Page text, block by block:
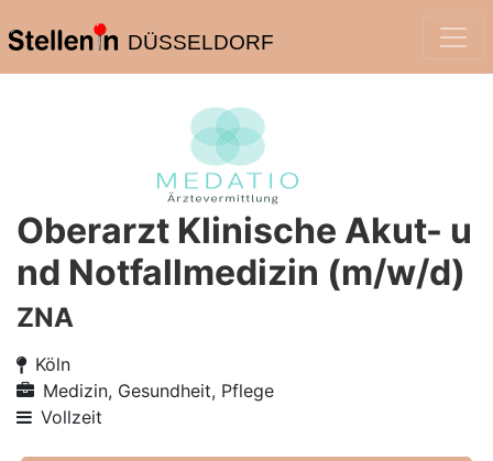
DÜSSELDORF
Oberarzt Klinische Akut- u
nd Notfallmedizin (m/w/d)
ZNA
Köln
Medizin, Gesundheit, Pflege
Vollzeit